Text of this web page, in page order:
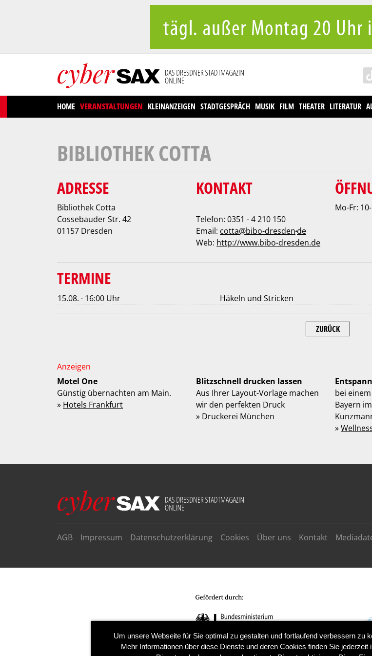
HOME VERANSTALTUNGEN KLEINANZEIGEN STADTGESPRÄCH MUSIK FILM THEATER LITERATUR
BIBLIOTHEK COTTA
ADRESSE
Bibliothek Cotta
Cossebauder Str. 42
01157 Dresden
KONTAKT
Telefon: 0351 - 4 210 150
Email: cotta@bibo-dresden.de
Web: http://www.bibo-dresden.de
Mo-Fr:
TERMINE
15.08. · 16:00 Uhr Häkeln und Stricken
ZURÜCK
Motel One
Günstig übernachten am Main.
» Hotels Frankfurt
Blitzschnell drucken lassen
Aus Ihrer Layout-Vorlage machen
wir den perfekten Druck
» Druckerei München
bei
Bayern
»
AGB Impressum Datenschutzerklärung Cookies Über uns Kontakt
Um unsere Webseite für Sie optimal zu gestalten und fortlaufend verbessern zu
Mehr Informationen über diese Dienste und deren Cookies finden Sie